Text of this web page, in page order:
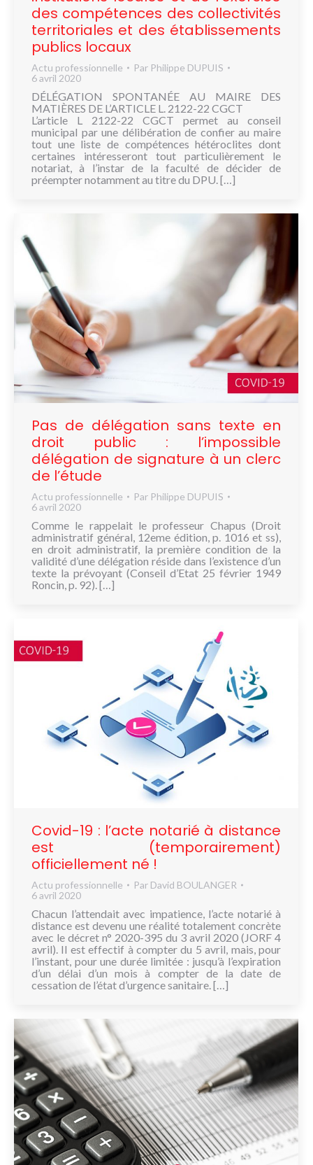
des compétences des collectivités
territoriales et des établissements
publics locaux
Actu professionnelle Par Philippe DUPUIS
6 avril 2020
DÉLÉGATION SPONTANÉE AU MAIRE DES
MATIÈRES DE L’ARTICLE L. 2122-22 CGCT
L’article L 2122-22 CGCT permet au conseil
municipal par une délibération de confier au maire
tout une liste de compétences hétéroclites dont
certaines intéresseront tout particulièrement le
notariat, à l’instar de la faculté de décider de
préempter notamment au titre du DPU. […]
Pas de délégation sans texte en
droit public : l’impossible
délégation de signature à un clerc
de l’étude
Actu professionnelle Par Philippe DUPUIS
6 avril 2020
Comme le rappelait le professeur Chapus (Droit
administratif général, 12eme édition, p. 1016 et ss),
en droit administratif, la première condition de la
validité d’une délégation réside dans l’existence d’un
texte la prévoyant (Conseil d’Etat 25 février 1949
Roncin, p. 92). […]
Covid-19 : l’acte notarié à distance
est (temporairement)
officiellement né !
Actu professionnelle Par David BOULANGER
6 avril 2020
Chacun l’attendait avec impatience, l’acte notarié à
distance est devenu une réalité totalement concrète
avec le décret n° 2020-395 du 3 avril 2020 (JORF 4
avril). Il est effectif à compter du 5 avril, mais, pour
l’instant, pour une durée limitée : jusqu’à l’expiration
d’un délai d’un mois à compter de la date de
cessation de l’état d’urgence sanitaire. […]